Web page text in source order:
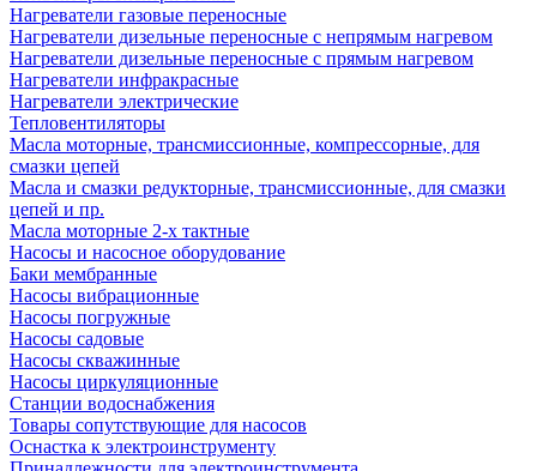
Нагреватели газовые переносные
Нагреватели дизельные переносные с непрямым нагревом
Нагреватели дизельные переносные с прямым нагревом
Нагреватели инфракрасные
Нагреватели электрические
Тепловентиляторы
Масла моторные, трансмиссионные, компрессорные, для
смазки цепей
Масла и смазки редукторные, трансмиссионные, для смазки
цепей и пр.
Масла моторные 2-х тактные
Насосы и насосное оборудование
Баки мембранные
Насосы вибрационные
Насосы погружные
Насосы садовые
Насосы скважинные
Насосы циркуляционные
Станции водоснабжения
Товары сопутствующие для насосов
Оснастка к электроинструменту